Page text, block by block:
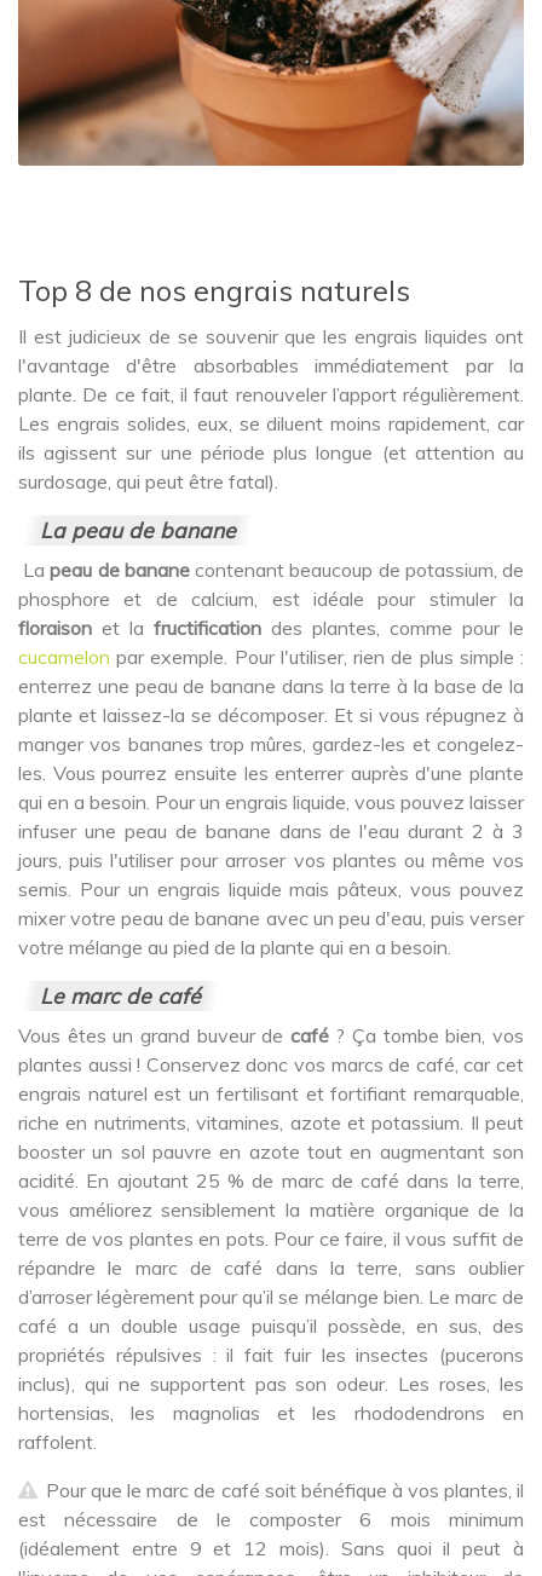
Top 8 de nos engrais naturels
Il est judicieux de se souvenir que les engrais liquides ont
l'avantage d'être absorbables immédiatement par la
plante. De ce fait, il faut renouveler l’apport régulièrement.
Les engrais solides, eux, se diluent moins rapidement, car
ils agissent sur une période plus longue (et attention au
surdosage, qui peut être fatal).
La peau de banane
Lapeau de bananecontenant beaucoup de potassium, de
phosphore et de calcium, est idéale pour stimuler la
floraison et la fructification des plantes, comme pour le
cucamelon par exemple. Pour l'utiliser, rien de plus simple :
enterrez une peau de banane dans la terre à la base de la
plante et laissez-la se décomposer. Et si vous répugnez à
manger vos bananes trop mûres, gardez-les et congelez-
les. Vous pourrez ensuite les enterrer auprès d'une plante
qui en a besoin. Pour un engrais liquide, vous pouvez laisser
infuser une peau de banane dans de l'eau durant 2 à 3
jours, puis l'utiliser pour arroser vos plantes ou même vos
semis. Pour un engrais liquide mais pâteux, vous pouvez
mixer votre peau de banane avec un peu d'eau, puis verser
votre mélange au pied de la plante qui en a besoin.
Le marc de café
Vous êtes un grand buveur de café? Ça tombe bien, vos
plantes aussi ! Conservez donc vos marcs de café, car cet
engrais naturel est un fertilisant et fortifiant remarquable,
riche en nutriments, vitamines, azote et potassium. Il peut
booster un sol pauvre en azote tout en augmentant son
acidité. En ajoutant 25 % de marc de café dans la terre,
vous améliorez sensiblement la matière organique de la
terre de vos plantes en pots. Pour ce faire, il vous suffit de
répandre le marc de café dans la terre, sans oublier
d’arroser légèrement pour qu’il se mélange bien. Le marc de
café a un double usage puisqu’il possède, en sus, des
propriétés répulsives : il fait fuir les insectes (pucerons
inclus), qui ne supportent pas son odeur. Les roses, les
hortensias, les magnolias et les rhododendrons en
raffolent.
Pour que le marc de café soit bénéfique à vos plantes, il
est nécessaire de le composter 6 mois minimum
(idéalement entre 9 et 12 mois). Sans quoi il peut à